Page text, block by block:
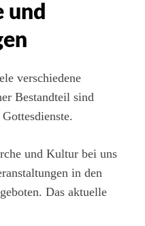
und
verschiedene
Bestandteil sind
und Kultur bei uns
in den
Das aktuelle